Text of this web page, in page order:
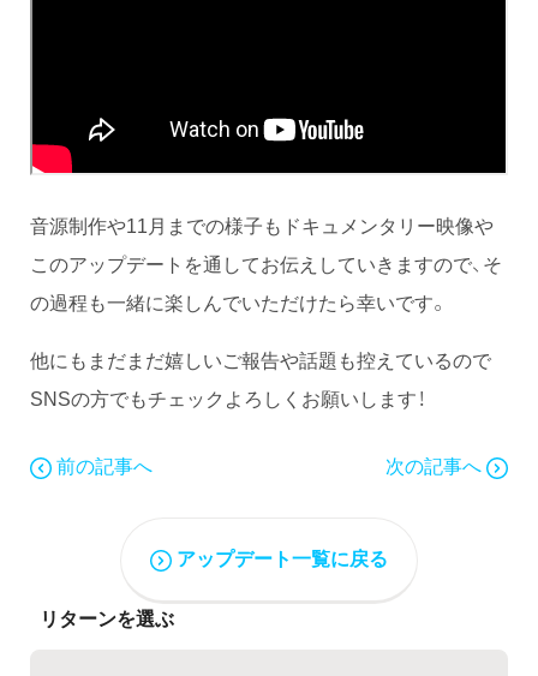
音源制作や11月までの様子もドキュメンタリー映像や
このアップデートを通してお伝えしていきますので、そ
の過程も一緒に楽しんでいただけたら幸いです。
他にもまだまだ嬉しいご報告や話題も控えているので
SNSの方でもチェックよろしくお願いします！
前の記事へ 次の記事へ
アップデート一覧に戻る
リターンを選ぶ